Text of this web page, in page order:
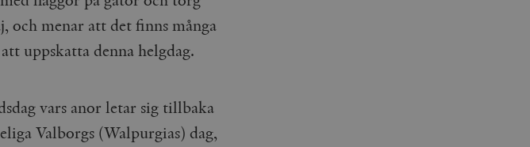
och menar att det finns många
uppskatta denna helgdag.
vars anor letar sig tillbaka
Valborgs (Walpurgias) dag,